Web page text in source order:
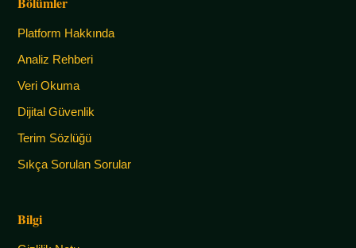
Platform Hakkında
Analiz Rehberi
Veri Okuma
Dijital Güvenlik
Terim Sözlüğü
Sıkça Sorulan Sorular
Bilgi